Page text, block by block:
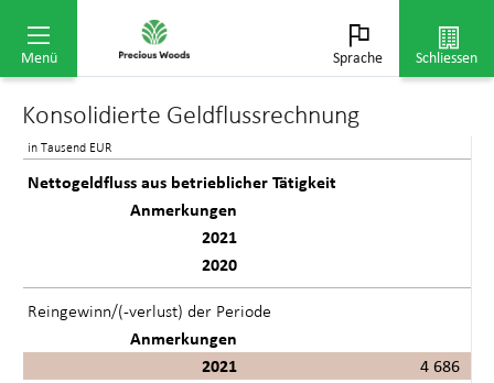
Menü Sprache Schliessen
Konsolidierte Geldflussrechnung
in Tausend EUR
Nettogeldfluss aus betrieblicher Tätigkeit
Anmerkungen
2021
2020
Reingewinn/(-verlust) der Periode
Anmerkungen
2021
4 686